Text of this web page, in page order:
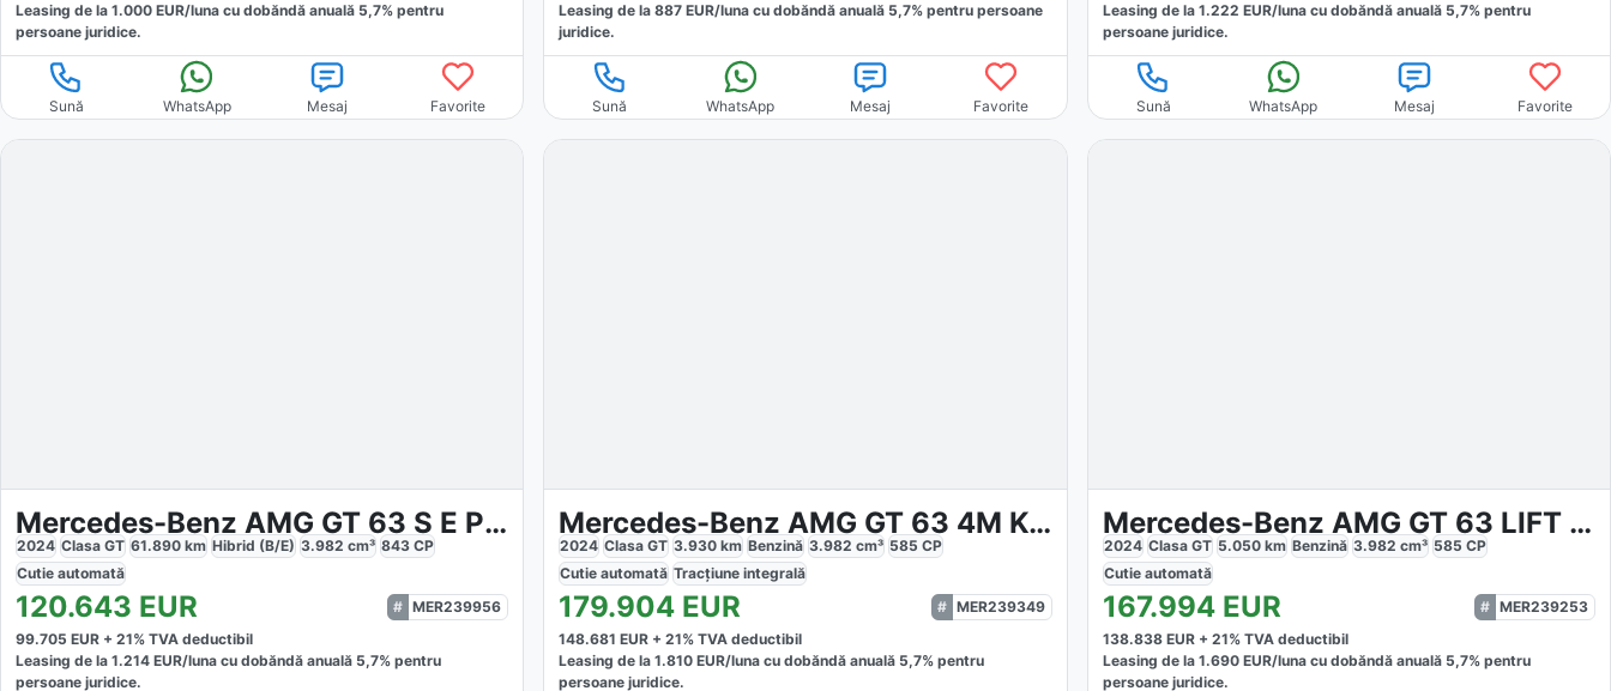
Leasing de la 1.000 EUR/luna cu dobăndă anuală 5,7% pentru
persoane juridice.
Sună WhatsApp Mesaj Favorite
Leasing de la887 EUR/luna cu dobăndă anuală 5,7% pentru persoane
juridice.
Sună WhatsApp Mesaj Favorite
Leasing de la 1.222 EUR/lunacu dobăndă anuală 5,7% pentru
persoane juridice.
Sună WhatsApp Mesaj Favorite
Mercedes-Benz AMG GT 63 S E Performance
2024 Clasa GT 61.890 km Hibrid (B/E) 3.982 cm³ 843 CP
Cutie automată
120.643 EUR
MER239956
99.705 EUR + 21% TVA deductibil
Leasing de la 1.214 EUR/luna cu dobăndă anuală 5,7% pentru
persoane juridice.
Mercedes-Benz AMG GT 63 4M Keramik Carbon MANUFAKTUR
2024 Clasa GT 3.930 km Benzină 3.982 cm³ 585 CP
Cutieautomată Tracțiuneintegrală
179.904 EUR
MER239349
148.681 EUR +21% TVA deductibil
Leasing de la1.810 EUR/luna cu dobăndă anuală 5,7% pentru
persoane juridice.
Mercedes-Benz AMG GT 63 LIFT AERO PERF.SITZ 360 BURM
2024 Clasa GT 5.050km Benzină 3.982 cm³ 585 CP
Cutie automată
167.994EUR
MER239253
138.838EUR + 21% TVA deductibil
Leasing de la 1.690EUR/lunacu dobăndă anuală 5,7% pentru
persoane juridice.